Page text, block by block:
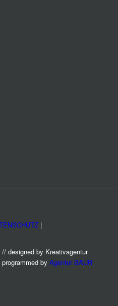
|
designed by Kreativagentur
by Agentur BAUR